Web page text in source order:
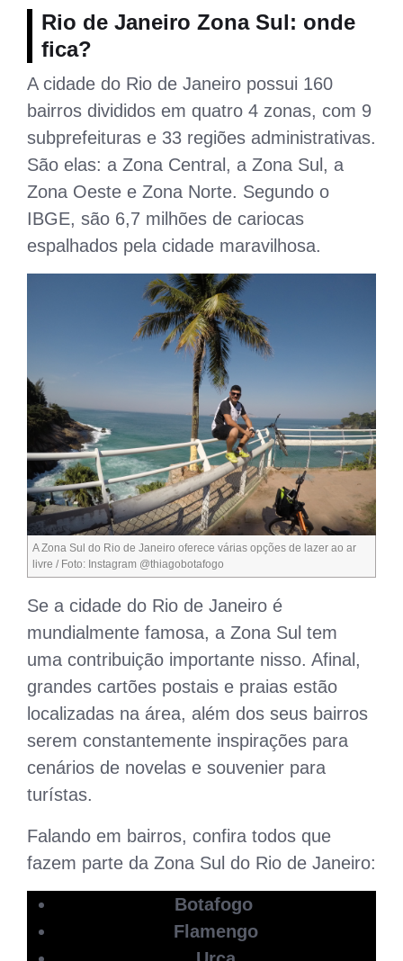
Rio de Janeiro Zona Sul: onde
fica?
A cidade do Rio de Janeiro possui 160
bairros divididos em quatro 4 zonas, com 9
subprefeituras e 33 regiões administrativas.
São elas: a Zona Central, a Zona Sul, a
Zona Oeste e Zona Norte. Segundo o
IBGE, são 6,7 milhões de cariocas
espalhados pela cidade maravilhosa.
A Zona Sul do Rio de Janeiro oferece várias opções de lazer ao ar
livre / Foto: Instagram @thiagobotafogo
Se a cidade do Rio de Janeiro é
mundialmente famosa, a Zona Sul tem
uma contribuição importante nisso. Afinal,
grandes cartões postais e praias estão
localizadas na área, além dos seus bairros
serem constantemente inspirações para
cenários de novelas e souvenier para
turístas.
Falando em bairros, confira todos que
fazem parte da Zona Sul do Rio de Janeiro:
Botafogo
Flamengo